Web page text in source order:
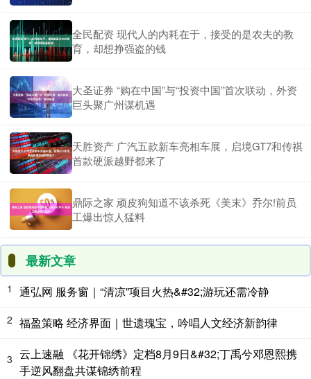
全民配资 现代人的内耗在于，接受的是农夫的教
育，却想挣强盗的钱
大圣证券 “购在中国”与“投资中国”首次联动，外资
巨头聚广州谋机遇
天胜资产 广汽五款新车亮相车展，启境GT7和传祺
首款硬派越野都来了
鼎际之家 顽皮狗知道不该杀死《美末》乔尔!前员
工爆出惊人猛料
最新文章
1 通弘网 服务窗｜“清凉”项目火热&#32;游玩还需冷静
2 福盈策略 经济界面｜世遗瑰宝，吟唱人文经济新韵律
3 云上速融 《花开锦绣》定档8月9日&#32;丁禹兮邓恩熙携
手逆风翻盘共谋锦绣前程